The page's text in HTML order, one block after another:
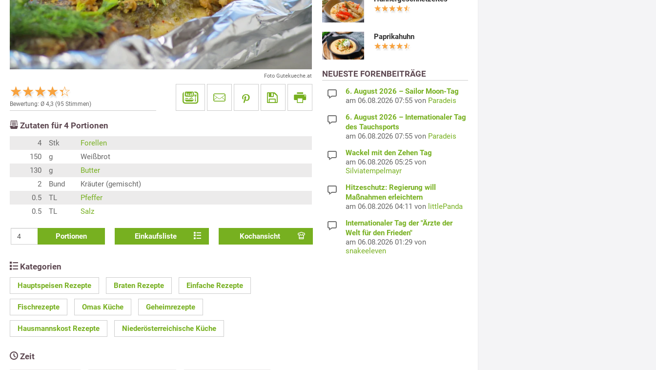
Foto Gutekueche.at
Bewertung: Ø 4,3 (95 Stimmen)
Zutaten für 4 Portionen
4 Stk
Forellen
150
g
Weißbrot
130
g
Butter
2
Bund
Kräuter (gemischt)
0.5
TL
Pfeffer
0.5
TL Salz
Portionen Einkaufsliste Kochansicht
Kategorien
Hauptspeisen Rezepte Braten Rezepte Einfache Rezepte
Fischrezepte Omas Küche Geheimrezepte
Hausmannskost Rezepte Niederösterreichische Küche
Zeit
Paprikahuhn
NEUESTE FORENBEITRÄGE
6. August 2026 – Sailor Moon-Tag
am 06.08.2026 07:55 von Paradeis
6. August 2026 – Internationaler Tag
des Tauchsports
am 06.08.2026 07:55 von Paradeis
Wackel mit den Zehen Tag
am 06.08.2026 05:25 von
Silviatempelmayr
Hitzeschutz: Regierung will
Maßnahmen erleichtern
am 06.08.2026 04:11 von littlePanda
Internationaler Tag der "Ärzte der
Welt für den Frieden"
am 06.08.2026 01:29 von
snakeeleven